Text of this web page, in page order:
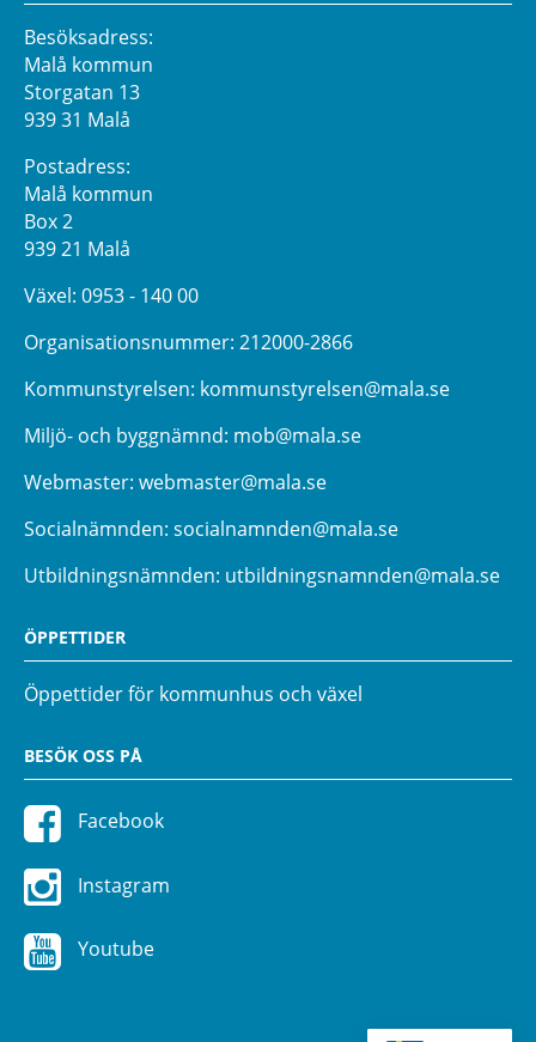
Besöksadress:
Malå kommun
Storgatan 13
939 31 Malå
Postadress:
Malå kommun
Box 2
939 21 Malå
Växel: 0953 - 140 00
Organisationsnummer: 212000-2866
Kommunstyrelsen: kommunstyrelsen@mala.se
Miljö- och byggnämnd: mob@mala.se
Webmaster: webmaster@mala.se
Socialnämnden: socialnamnden@mala.se
Utbildningsnämnden: utbildningsnamnden@mala.se
ÖPPETTIDER
Öppettider för kommunhus och växel
BESÖK OSS PÅ
Facebook
Instagram
Youtube